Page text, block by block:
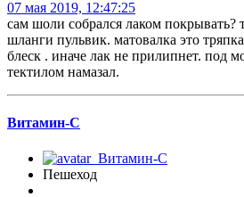
07 мая 2019, 12:47:25
сам шоли собрался лаком покрывать?
шланги пульвик. матовалка это
блеск . иначе лак не прилипнет. под
тектилом намазал.
Витамин-С
Пешеход